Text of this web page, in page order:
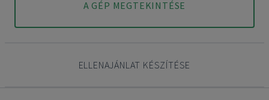
A GÉP MEGTEKINTÉSE
ELLENAJÁNLAT KÉSZÍTÉSE